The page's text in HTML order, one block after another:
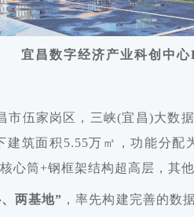
宜昌数字经济产业科创中心
市伍家岗区，三峡(宜昌)大数
筑面积5.55万㎡，功能分
心筒+钢框架结构超高层，其
两基地” ，率先构建完善的数